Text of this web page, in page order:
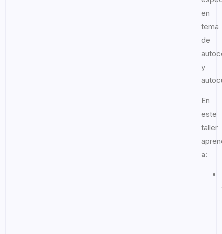
en
tema
de
y
En
este
taller
a: